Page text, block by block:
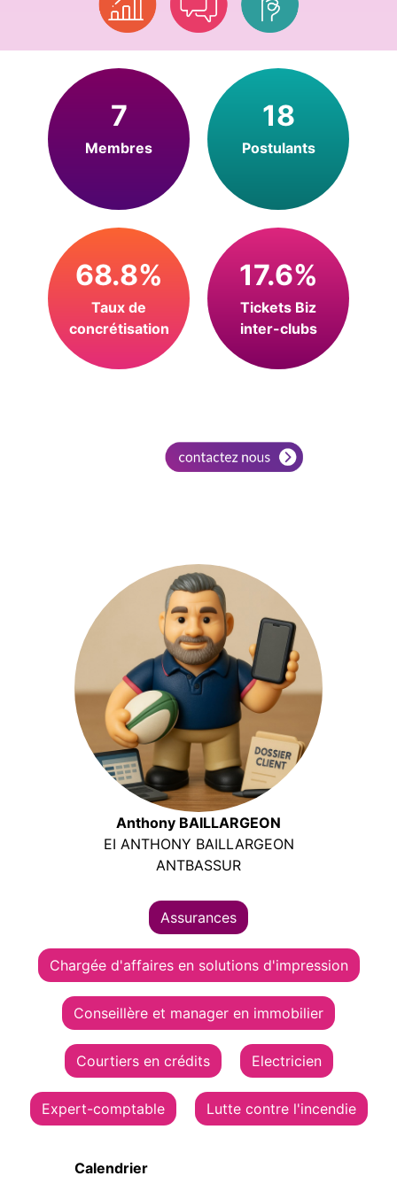
7
Membres
18
Postulants
68.8%
Taux de
concrétisation
17.6%
Tickets Biz
inter-clubs
Anthony BAILLARGEON
EI ANTHONY BAILLARGEON
ANTBASSUR
Assurances
Chargée d'affaires en solutions d'impression
Conseillère et manager en immobilier
Courtiers en crédits Electricien
Expert-comptable Lutte contre l'incendie
Calendrier